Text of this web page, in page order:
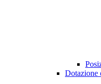
Dotazione